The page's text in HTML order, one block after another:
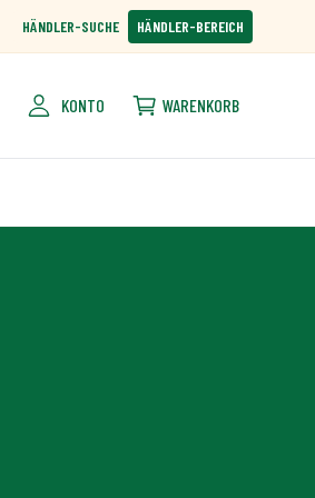
HÄNDLER-SUCHE HÄNDLER-BEREICH
KONTO WARENKORB